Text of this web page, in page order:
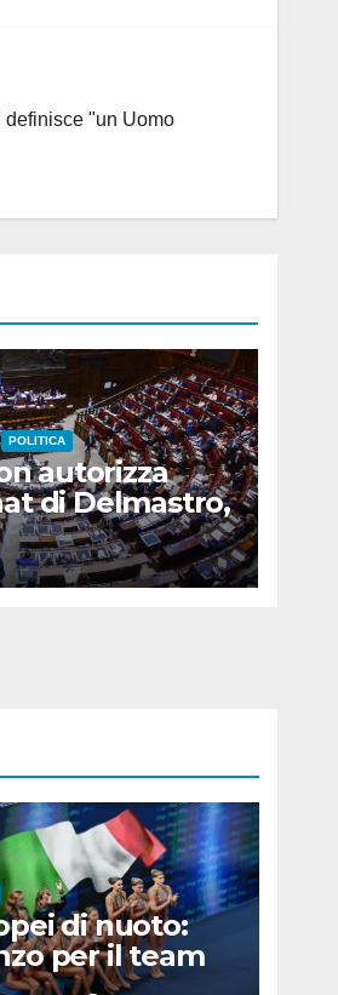
"un Uomo
POLITICA
autorizza
di Delmastro,
segreto
di nuoto:
per il team
artistico